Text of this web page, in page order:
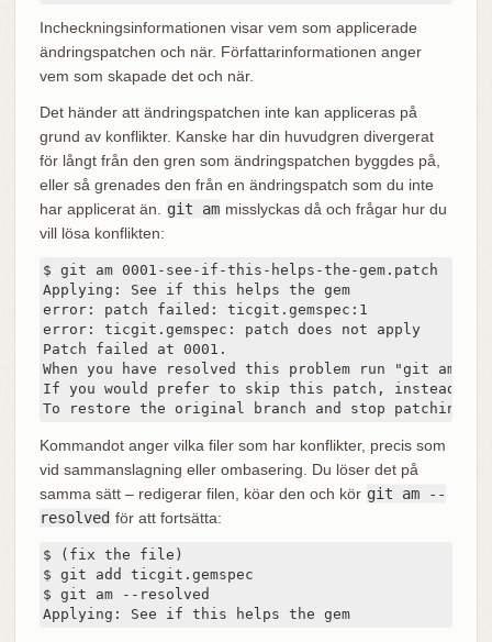
Incheckningsinformationen visar vem som applicerade
ändringspatchen och när. Författarinformationen anger
vem som skapade det och när.
Det händer att ändringspatchen inte kan appliceras på
grund av konflikter. Kanske har din huvudgren divergerat
för långt från den gren som ändringspatchen byggdes på,
eller så grenades den från en ändringspatch som du inte
har applicerat än.
git am misslyckas då och frågar hur du
vill lösa konflikten:
$ git am 0001-see-if-this-helps-the-gem.patch
Applying: See if this helps the gem
error: patch failed: ticgit.gemspec:1
error: ticgit.gemspec: patch does not apply
Patch failed at 0001.
When you have resolved this problem run "git am --
If you would prefer to skip this patch, instead
To restore the original branch and stop patching
Kommandot anger vilka filer som har konflikter, precis som
vid sammanslagning eller ombasering. Du löser det på
samma sätt – redigerar filen, köar den och kör git am --
resolved för att fortsätta:
$ (fix the file)
$ git add ticgit.gemspec
$ git am --resolved
Applying: See if this helps the gem